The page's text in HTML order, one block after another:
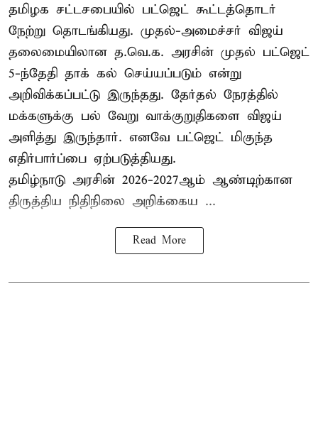
தமிழக சட்டசபையில் பட்ஜெட் கூட்டத்தொடர்
நேற்று தொடங்கியது. முதல்-அமைச்சர் விஜய்
தலைமையிலான த.வெ.க. அரசின் முதல் பட்ஜெட்
5-ந்தேதி தாக் கல் செய்யப்படும் என்று
அறிவிக்கப்பட்டு இருந்தது. தேர்தல் நேரத்தில்
மக்களுக்கு பல் வேறு வாக்குறுதிகளை விஜய்
அளித்து இருந்தார். எனவே பட்ஜெட் மிகுந்த
எதிர்பார்ப்பை ஏற்படுத்தியது.
தமிழ்நாடு அரசின் 2026-2027ஆம் ஆண்டிற்கான
திருத்திய நிதிநிலை அறிக்கைய ...
Read More